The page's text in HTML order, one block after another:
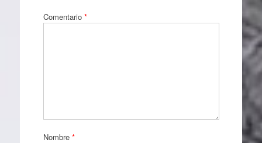
Comentario *
Nombre *